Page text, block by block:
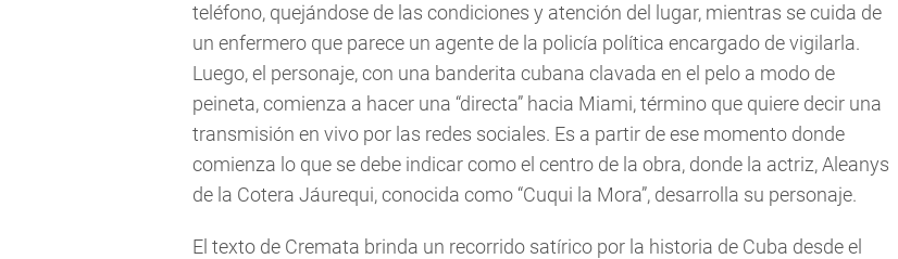
teléfono, quejándose de las condiciones y atención del lugar, mientras se cuida de
un enfermero que parece un agente de la policía política encargado de vigilarla.
Luego, el personaje, con una banderita cubana clavada en el pelo a modo de
peineta, comienza a hacer una “directa” hacia Miami, término que quiere decir una
transmisión en vivo por las redes sociales. Es a partir de ese momento donde
comienza lo que se debe indicar como el centro de la obra, donde la actriz, Aleanys
de la Cotera Jáurequi, conocida como “Cuqui la Mora”, desarrolla su personaje.
El texto de Cremata brinda un recorrido satírico por la historia de Cuba desde el